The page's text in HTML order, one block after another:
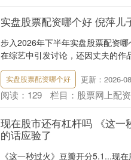
实盘股票配资哪个好 倪萍
步入2026年下半年实盘股票配资
在综艺中引发讨论，还因丈夫的
实盘股票配资哪个好 更新：2026-
阅读： 129 栏目： 股票网上配
现在股市还有杠杆吗 《这
的话应验了
《这一秒过火》豆瓣开分5.1...现